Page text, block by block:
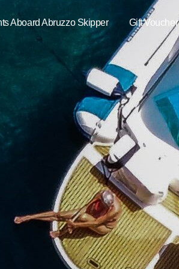
Aboard Abruzzo Skipper Gift Voucher